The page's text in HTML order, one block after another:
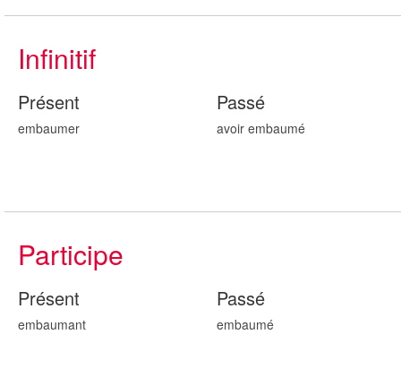
Infinitif
Présent
embaumer
Passé
avoir embaumé
Participe
Présent
embaumant
Passé
embaumé